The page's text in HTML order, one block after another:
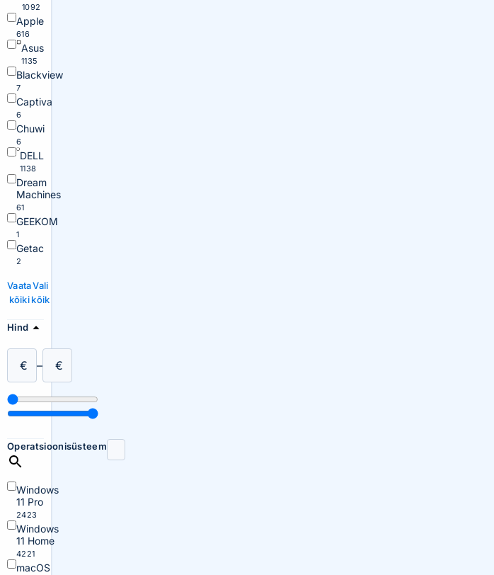
1092
Apple
616
Asus
1135
Blackview
7
Captiva
6
Chuwi
6
DELL
1138
Dream
Machines
61
GEEKOM
1
Getac
2
Vaata
kõiki
Vali
kõik
Hind
€ – €
Operatsioonisüsteem
Windows
11 Pro
2423
Windows
11 Home
4221
macOS